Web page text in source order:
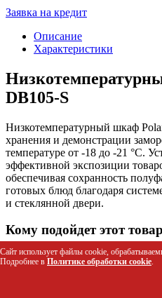
Заявка на кредит
Описание
Характеристики
DB105-S
Низкотемпературный шкаф
хранения и демонстрации
температуре от -18 до -21 °C.
эффективной экспозиции
обеспечивая сохранность
готовых блюд благодаря
и стеклянной двери.
Кому подойдет этот товар
Владельцам
продажи замороженных
Сайт использует файлы cookie,
Подробнее в Политике обработки cookie.